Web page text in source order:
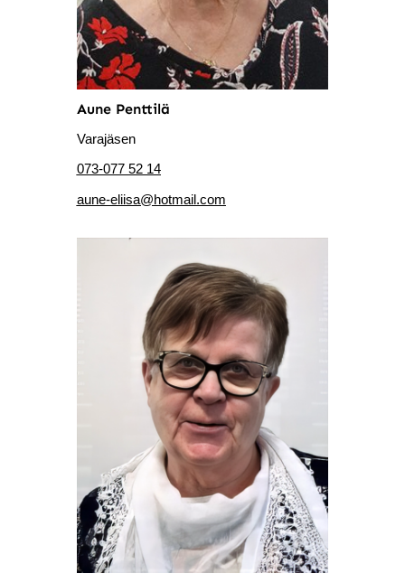
Aune Penttilä
Varajäsen
073-077 52 14
aune-eliisa@hotmail.com